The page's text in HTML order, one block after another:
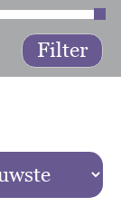
Filter